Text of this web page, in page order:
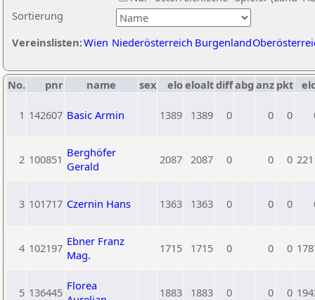
Sortierung
Vereinslisten:Wien Niederösterreich Burgenland
No. pnr name sex eloeloaltdiffabg anz pkt
1 142607 Basic Armin 1389 1389 0 0 0
2 100851 Berghöfer
Gerald
2087 2087 0 0 0
3 101717 Czernin Hans 1363 1363 0 0 0
4 102197 Ebner Franz
Mag.
1715 1715 0 0 0
5 136445 Florea
1883 1883 0 0 0